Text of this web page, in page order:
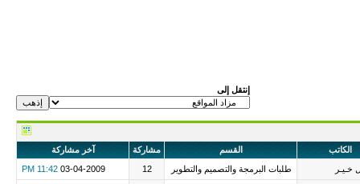
إنتقل إلى
الكاتب القسم مشاركة
آخر مشاركة
خـيـر
طلبات البرمجة والتصميم والتطوير 12
03-04-2009
11:42 PM